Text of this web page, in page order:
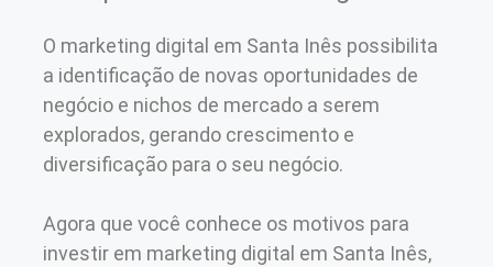
O marketing digital em Santa Inês possibilita
a identificação de novas oportunidades de
negócio e nichos de mercado a serem
explorados, gerando crescimento e
diversificação para o seu negócio.
Agora que você conhece os motivos para
investir em marketing digital em Santa Inês,